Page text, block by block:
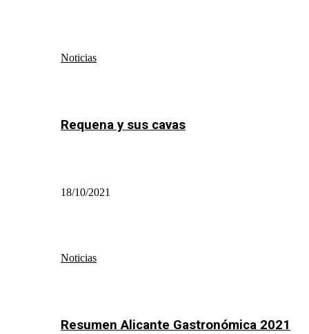
Noticias
Requena y sus cavas
18/10/2021
Noticias
Resumen Alicante Gastronómica 2021